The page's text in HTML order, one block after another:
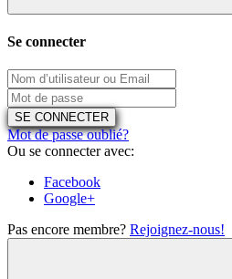
Se connecter
SE CONNECTER
Mot de passe oublié?
Ou se connecter avec:
Facebook
Google+
Pas encore membre? Rejoignez-nous!